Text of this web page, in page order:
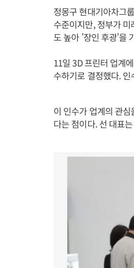
정몽구 현대기아차그
수준이지만, 정부가
도 높아 '장인 후광'을
11일 3D 프린터 업계
수하기로 결정했다.
이 인수가 업계의 관
다는 점이다. 선 대표